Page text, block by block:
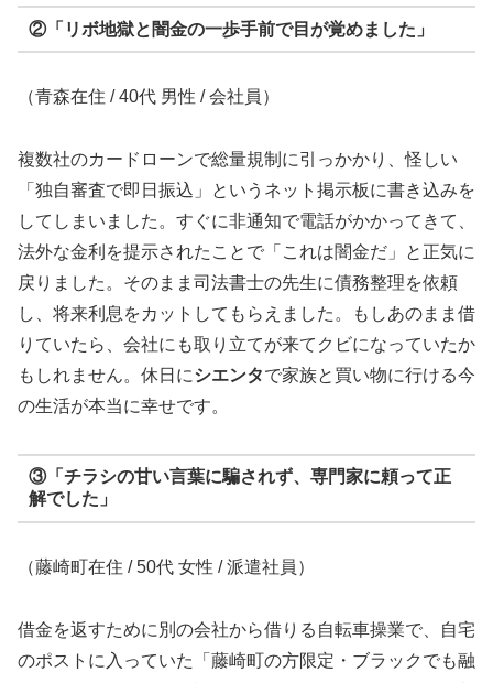
②「リボ地獄と闇金の一歩手前で目が覚めました」
（青森在住 / 40代 男性 / 会社員）
複数社のカードローンで総量規制に引っかかり、怪しい
「独自審査で即日振込」というネット掲示板に書き込みを
してしまいました。すぐに非通知で電話がかかってきて、
法外な金利を提示されたことで「これは闇金だ」と正気に
戻りました。そのまま司法書士の先生に債務整理を依頼
し、将来利息をカットしてもらえました。もしあのまま借
りていたら、会社にも取り立てが来てクビになっていたか
もしれません。休日にシエンタで家族と買い物に行ける今
の生活が本当に幸せです。
③「チラシの甘い言葉に騙されず、専門家に頼って正
解でした」
（藤崎町在住 / 50代 女性 / 派遣社員）
借金を返すために別の会社から借りる自転車操業で、自宅
のポストに入っていた「藤崎町の方限定・ブラックでも融